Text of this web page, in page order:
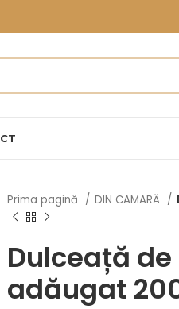
Prima pagină DIN CAMARĂ
Dulceață
adăugat